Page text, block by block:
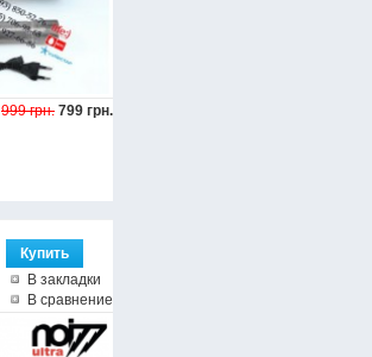
999 грн. 799 грн.
В закладки
В сравнение